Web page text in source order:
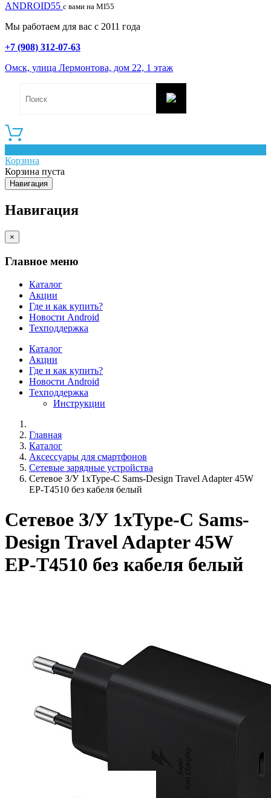
ANDROID55 с вами на MI55
Мы работаем для вас с 2011 года
+7 (908) 312-07-63
Омск, улица Лермонтова, дом 22, 1 этаж
Корзина
Корзина пуста
Навигация
Навигация
×
Главное меню
Каталог
Акции
Где и как купить?
Новости Android
Техподдержка
Каталог
Акции
Где и как купить?
Новости Android
Техподдержка
Инструкции
Главная
Каталог
Аксессуары для смартфонов
Сетевые зарядные устройства
Сетевое З/У 1xType-C Sams-Design Travel Adapter 45W
EP-T4510 без кабеля белый
Сетевое З/У 1xType-C Sams-
Design Travel Adapter 45W
EP-T4510 без кабеля белый